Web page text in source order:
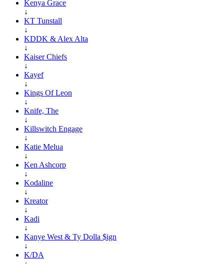
Kenya Grace
↓
KT Tunstall
↓
KDDK & Alex Alta
↓
Kaiser Chiefs
↓
Kayef
↓
Kings Of Leon
↓
Knife, The
↓
Killswitch Engage
↓
Katie Melua
↓
Ken Ashcorp
↓
Kodaline
↓
Kreator
↓
Kadi
↓
Kanye West & Ty Dolla $ign
↓
K/DA